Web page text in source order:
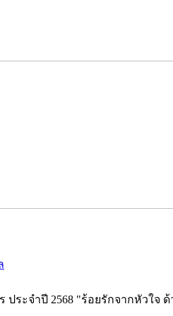
ประจำปี 2568 "ร้อยรักจากหัวใจ